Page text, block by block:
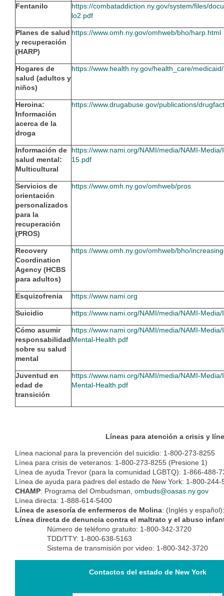
Fentanilo
https://combataddiction.ny.gov/system/files/
lo2.pdf
Planes de salud
y recuperación
(HARP)
https://www.omh.ny.gov/omhweb/bho/harp.html
Hogares de
salud (adultos y
niños)
https://www.health.ny.gov/health_care/
Heroina:
Información
acerca de la
droga
https://www.drugabuse.gov/publications/
Información de
salud mental:
Multicultural
https://www.nami.org/NAMI/media/NAMI-
15.pdf
Servicios de
orientación
personalizados
para la
recuperación
(PROS)
https://www.omh.ny.gov/omhweb/pros
Recovery
Coordination
Agency (HCBS
para adultos)
https://www.omh.ny.gov/omhweb/bho/
Esquizofrenia https://www.nami.org
Suicidio https://www.nami.org/NAMI/media/NAMI-
Cómo asumir
responsabilidad
sobre su salud
mental
https://www.nami.org/NAMI/media/NAMI-
Mental-Health.pdf
Juventud en
edad de
transición
https://www.nami.org/NAMI/media/NAMI-
Mental-Health.pdf
Líneas para atención a crisis y
Línea nacional para la prevención del suicidio: 1-800-273-8255
Línea para crisis de veteranos: 1-800-273-8255 (Presione 1)
Línea de ayuda Trevor (para la comunidad LGBTQ): 1-866-488-
Línea de ayuda para padres del estado de New York: 1-800-244-
CHAMP: Programa del Ombudsman, ombuds@oasas.ny.gov
Línea directa: 1-888-614-5400
Línea de asesoría de enfermeros de Molina: (Inglés y
Línea directa de denuncia contra el maltrato y el abuso
Número de teléfono gratuito: 1-800-342-3720
TDD/TTY: 1-800-638-5163
Sistema de transmisión por video: 1-800-342-3720
Contactos del estado de New York